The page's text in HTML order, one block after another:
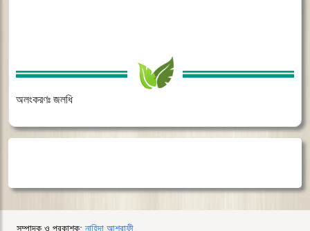
অলংকরণঃ জলধি
সম্পাদক ও প্রকাশক: নাহিদা আশরাফী